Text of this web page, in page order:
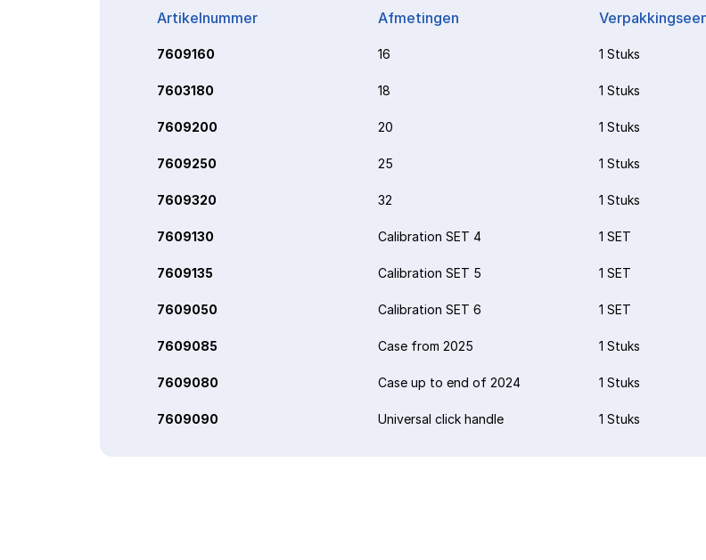
Artikelnummer Afmetingen
7609160 16 1 Stuks
7603180 18 1 Stuks
7609200 20 1 Stuks
7609250 25 1 Stuks
7609320 32 1 Stuks
7609130 Calibration SET 4 1 SET
7609135 Calibration SET 5 1 SET
7609050 Calibration SET 6 1 SET
7609085 Case from 2025 1 Stuks
7609080 Case up to end of 2024 1 Stuks
7609090 Universal click handle 1 Stuks